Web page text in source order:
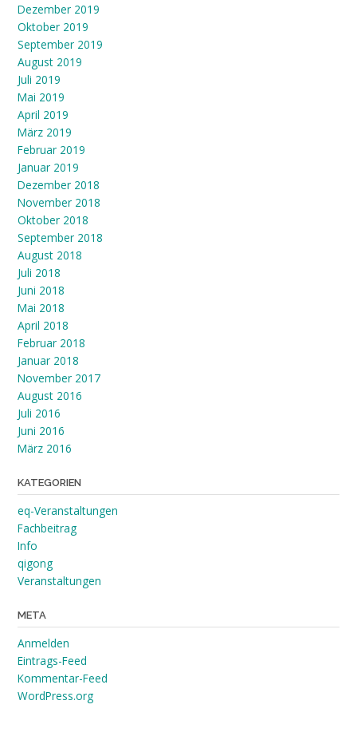
Dezember 2019
Oktober 2019
September 2019
August 2019
Juli 2019
Mai 2019
April 2019
März 2019
Februar 2019
Januar 2019
Dezember 2018
November 2018
Oktober 2018
September 2018
August 2018
Juli 2018
Juni 2018
Mai 2018
April 2018
Februar 2018
Januar 2018
November 2017
August 2016
Juli 2016
Juni 2016
März 2016
KATEGORIEN
eq-Veranstaltungen
Fachbeitrag
Info
qigong
Veranstaltungen
META
Anmelden
Eintrags-Feed
Kommentar-Feed
WordPress.org